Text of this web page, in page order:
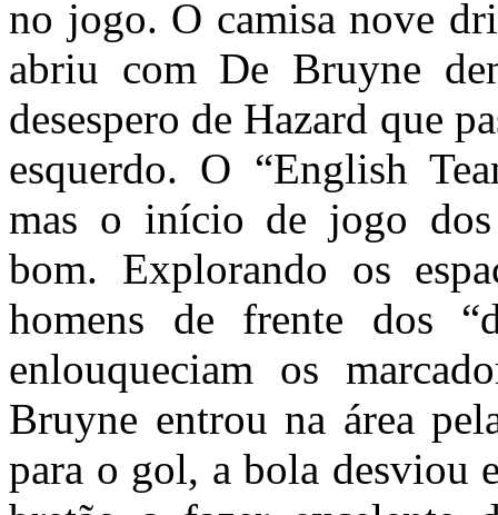
no jogo. O camisa nove
abriu com De Bruyne
desespero de Hazard que
esquerdo. O “English
mas o início de jogo
bom. Explorando os
homens de frente dos
enlouqueciam os
Bruyne entrou na área
para o gol, a bola desviou